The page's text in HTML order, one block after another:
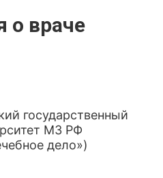
о враче
государственный
МЗ РФ
дело»)